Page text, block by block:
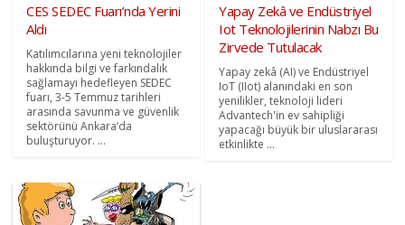
CES SEDEC Fuarı’nda Yerini
Aldı
Katılımcılarına yeni teknolojiler
hakkında bilgi ve farkındalık
sağlamayı hedefleyen SEDEC
fuarı, 3-5 Temmuz tarihleri
arasında savunma ve güvenlik
sektörünü Ankara’da
buluşturuyor. ...
Yapay Zekâ ve Endüstriyel
Iot Teknolojilerinin Nabzı Bu
Zirvede Tutulacak
Yapay zekâ (AI) ve Endüstriyel
IoT (IIot) alanındaki en son
yenilikler, teknoloji lideri
Advantech'in ev sahipliği
yapacağı büyük bir uluslararası
etkinlikte ...